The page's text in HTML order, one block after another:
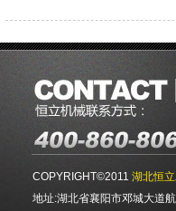
COPYRIGHT©2011 湖北恒
地址:湖北省襄阳市邓城大道